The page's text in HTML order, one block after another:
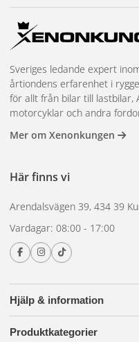
elektronisk utrustning.
Hjälp & information
Produktkategorier
Sveriges ledande expert
årtiondens erfarenhet i
för allt från bilar till lastbilar,
motorcyklar och andra
Mer om Xenonkungen
Här finns vi
Arendalsvägen 39, 434 39
Vardagar: 08:00 - 17:00